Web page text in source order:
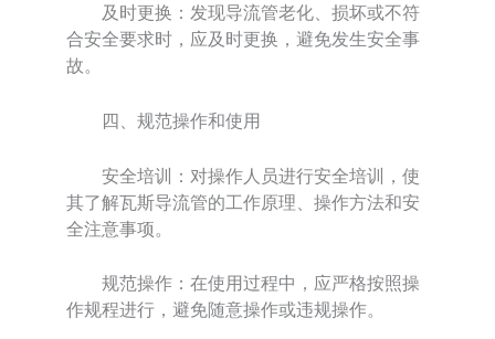
及时更换：发现导流管老化、损坏或不符
合安全要求时，应及时更换，避免发生安全事
故。
四、规范操作和使用
安全培训：对操作人员进行安全培训，使
其了解瓦斯导流管的工作原理、操作方法和安
全注意事项。
规范操作：在使用过程中，应严格按照操
作规程进行，避免随意操作或违规操作。